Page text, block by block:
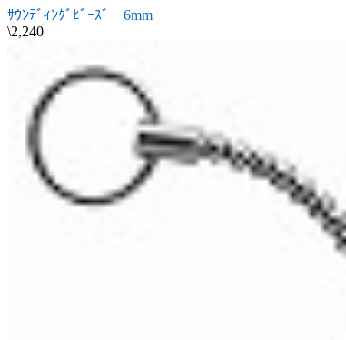
ｻｳﾝﾃﾞｨﾝｸﾞﾋﾞｰｽﾞ 6mm
\2,240